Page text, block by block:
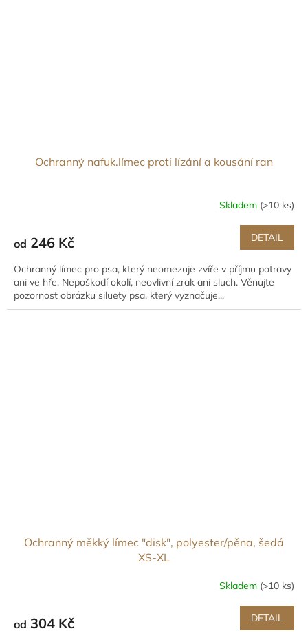
Ochranný nafuk.límec proti lízání a kousání ran
Skladem (>10 ks)
od 246 Kč DETAIL
Ochranný límec pro psa, který neomezuje zvíře v příjmu potravy
ani ve hře. Nepoškodí okolí, neovlivní zrak ani sluch. Věnujte
pozornost obrázku siluety psa, který vyznačuje...
Ochranný měkký límec "disk", polyester/pěna, šedá
XS-XL
Skladem (>10 ks)
od 304 Kč DETAIL